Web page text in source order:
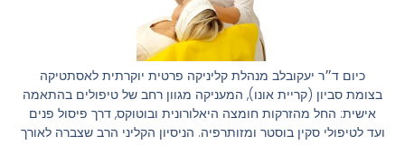
כיום ד״ר יעקובלב מנהלת קליניקה פרטית יוקרתית לאסתטיקה
בצומת סביון (קריית אונו), המעניקה מגוון רחב של טיפולים בהתאמה
אישית: החל מהזרקות חומצה היאלורונית ובוטוקס, דרך פיסול פנים
ועד לטיפולי סקין בוסטר ומזותרפיה. הניסיון הקליני הרב שצברה לאורך